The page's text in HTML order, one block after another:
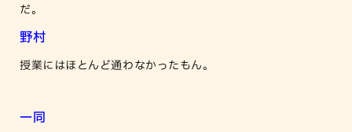
だ。
野村
授業にはほとんど通わなかったもん。
一同